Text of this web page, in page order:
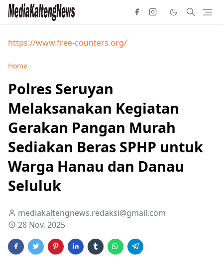
https://www.free-counters.org/
Home
Polres Seruyan
Melaksanakan Kegiatan
Gerakan Pangan Murah
Sediakan Beras SPHP untuk
Warga Hanau dan Danau
Seluluk
mediakaltengnews.redaksi@gmail.com
28 Nov, 2025